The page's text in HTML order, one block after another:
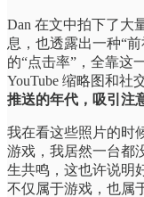
Dan 在文中拍下了大
息，也透露出一种“
的“点击率”，全靠这
YouTube 缩略图和
推送的年代，吸引注
我在看这些照片的时
游戏，我居然一台都
生共鸣，这也许说明
不仅属于游戏，也属